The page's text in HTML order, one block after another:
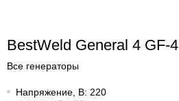
BestWeld General 4 GF-4
Все генераторы
Напряжение, В: 220